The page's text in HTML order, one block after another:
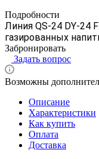
Подробности
Линия QS-24 DY-24
газированных
Забронировать
Задать вопрос
Возможны
Описание
Характеристики
Как купить
Оплата
Доставка